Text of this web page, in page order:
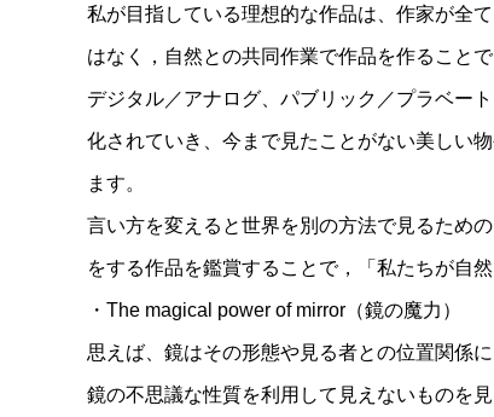
私が目指している理想的な作品は、作家が全
はなく，自然との共同作業で作品を作ること
デジタル／アナログ、パブリック／プラベー
化されていき、今まで見たことがない美しい
ます。
言い方を変えると世界を別の方法で見るため
をする作品を鑑賞することで，「私たちが自
・The magical power of mirror（鏡の魔力）
思えば、鏡はその形態や見る者との位置関係
鏡の不思議な性質を利用して見えないものを